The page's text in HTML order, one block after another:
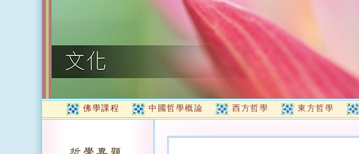
佛學課程 中國哲學概論 西方哲學 東方哲學